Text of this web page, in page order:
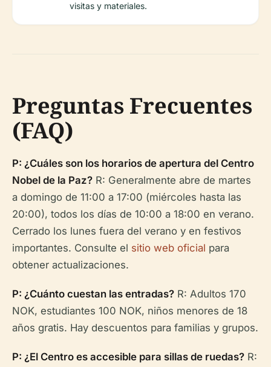
visitas y materiales.
Preguntas Frecuentes
(FAQ)
P: ¿Cuáles son los horarios de apertura del Centro
Nobel de la Paz? R: Generalmente abre de martes
a domingo de 11:00 a 17:00 (miércoles hasta las
20:00), todos los días de 10:00 a 18:00 en verano.
Cerrado los lunes fuera del verano y en festivos
importantes. Consulte el sitio web oficial para
obtener actualizaciones.
P: ¿Cuánto cuestan las entradas? R: Adultos 170
NOK, estudiantes 100 NOK, niños menores de 18
años gratis. Hay descuentos para familias y grupos.
P: ¿El Centro es accesible para sillas de ruedas? R: